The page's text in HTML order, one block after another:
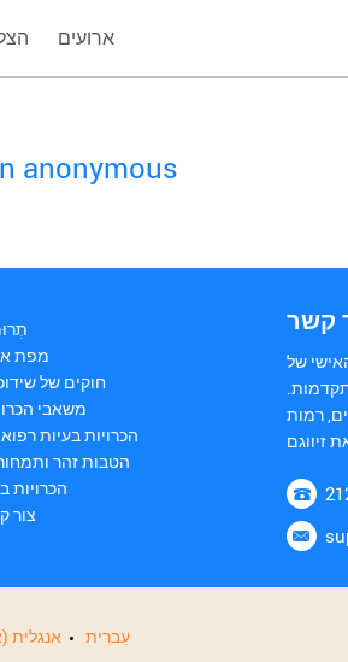
ארועים
anonymous
מפת
חוקים של
משאבי
הכרויות בעיות
הטבות זהר
הכרויות
צור
קשר
של
רמות
אנגלית עִברִית